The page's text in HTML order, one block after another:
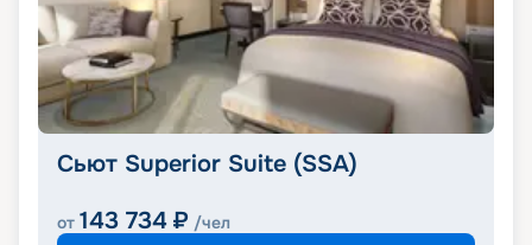
Сьют Superior Suite (SSA)
от 143 734 ₽ /чел